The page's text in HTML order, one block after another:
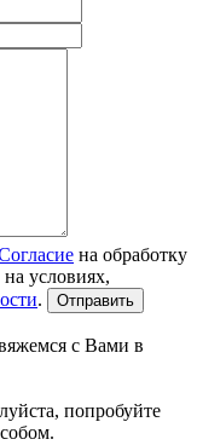
на обработку
условиях,
.
с Вами в
попробуйте